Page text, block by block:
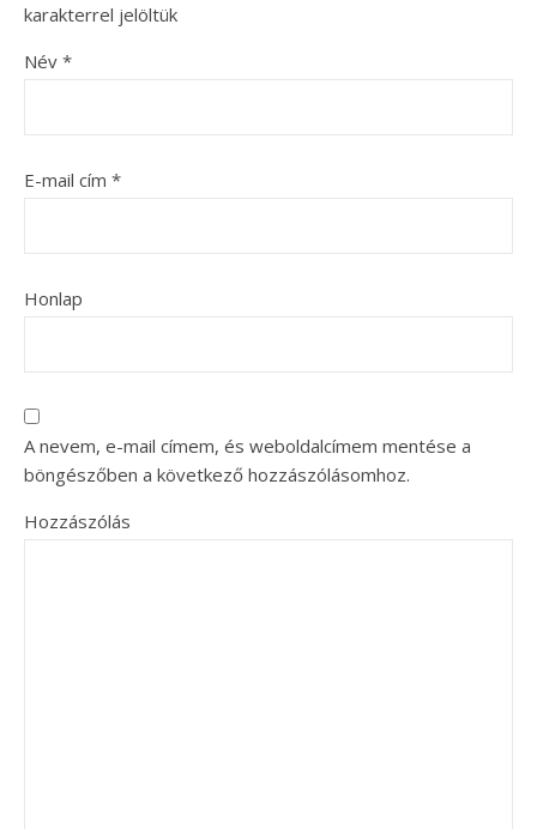
karakterrel jelöltük
Név *
E-mail cím *
Honlap
A nevem, e-mail címem, és weboldalcímem mentése a
böngészőben a következő hozzászólásomhoz.
Hozzászólás